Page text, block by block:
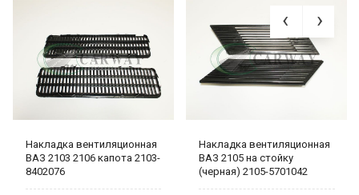
Накладка вентиляционная
ВАЗ 2103 2106 капота 2103-
8402076
Накладка вентиляционная
ВАЗ 2105 на стойку
(черная) 2105-5701042